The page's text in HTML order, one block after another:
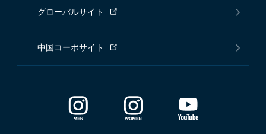
グローバルサイト
中国コーポサイト